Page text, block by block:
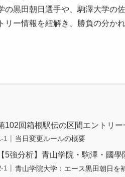
の黒田朝日選手や、駒澤大学の
リー情報を紐解き、勝負の分か
102回箱根駅伝の区間エントリ
当日変更ルールの概要
【5強分析】青山学院・駒澤・國
青山学院大学：エース黒田朝日を